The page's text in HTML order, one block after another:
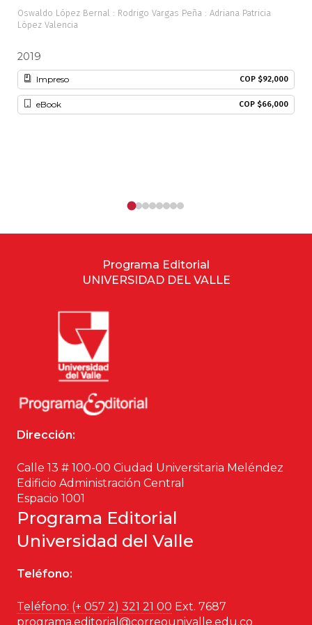
Oswaldo López Bernal : Rodrigo Vargas Peña : Adriana Patricia
López Valencia
2019
Impreso COP $92,000
eBook COP $66,000
Programa Editorial
UNIVERSIDAD DEL VALLE
Dirección:
Calle 13 # 100-00 Ciudad Universitaria Meléndez
Edificio Administración Central
Espacio 1001
Programa Editorial
Universidad del Valle
Teléfono:
Teléfono: (+ 057 2) 321 21 00 Ext. 7687
programa.editorial@correounivalle.edu.co